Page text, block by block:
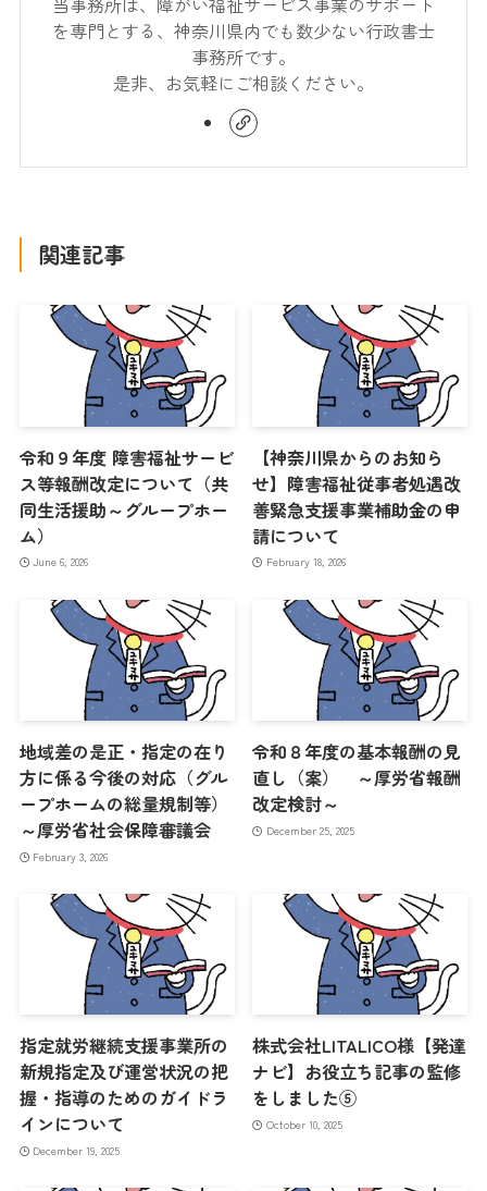
を専門とする、神奈川県内でも数少ない行政書士
事務所です。
是非、お気軽にご相談ください。
関連記事
令和９年度 障害福祉サービ
ス等報酬改定について（共
同生活援助～グループホー
ム）
June 6, 2026
【神奈川県からのお知ら
せ】障害福祉従事者処遇改
善緊急支援事業補助金の申
請について
February 18, 2026
地域差の是正・指定の在り
方に係る今後の対応（グル
ープホームの総量規制等）
～厚労省社会保障審議会
February 3, 2026
令和８年度の基本報酬の見
直し（案） ～厚労省報酬
改定検討～
December 25, 2025
指定就労継続支援事業所の
新規指定及び運営状況の把
握・指導のためのガイドラ
インについて
December 19, 2025
株式会社LITALICO様【発達
ナビ】お役立ち記事の監修
をしました⑤
October 10, 2025